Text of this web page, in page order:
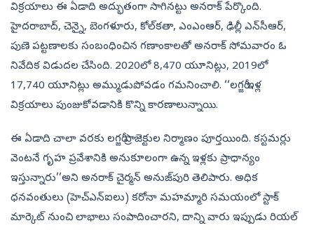
విక్రయాలు ఈ ఏడాది అద్భుతంగా సాగినట్టు అనరాక్‌ పేర్కొంది.
హైదరాబాద్, చెన్నై, బెంగళూరు, కోల్‌కతా, ఎంఎంఆర్, ఢిల్లీ ఎన్‌సీఆర్,
పుణె పట్టణాలకు సంబంధించిన గణాంకాలతో అనరాక్‌ సోమవారం ఓ
నివేదిక విడుదల చేసింది. 2020లో 8,470 యూనిట్లు, 2019లో
17,740 యూనిట్లు అమ్ముడుపోవడం గమనించాలి. ‘‘లగ్జరీ ఇళ్ల
విక్రయాలు పుంజుకోవడానికి కొన్ని కారణాలున్నాయి.
ఈ ఏడాది చాలా వరకు లగ్జరీ ప్రాజెక్టుల నిర్మాణం పూర్తయింది. కస్టమర్లు
వెంటనే గృహ ప్రవేశానికి అనుకూలంగా ఉన్న ఇళ్లకు ప్రాధాన్యం
ఇస్తున్నారు’’అని అనరాక్‌ చైర్మన్‌ అనుజ్‌పురి తెలిపారు. అధిక
ధనవంతులు (హెచ్‌ఎన్‌ఐలు) కరోనా మహమ్మారి సమయంలో స్టాక్‌
మార్కెట్‌ నుంచి లాభాలు సంపాదించారని, దాన్ని వారు ఇప్పుడు రియల్‌